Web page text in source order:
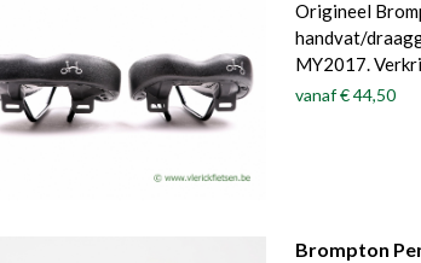
Origineel
handvat/
MY2017.
vanaf€ 44,50
Brompton